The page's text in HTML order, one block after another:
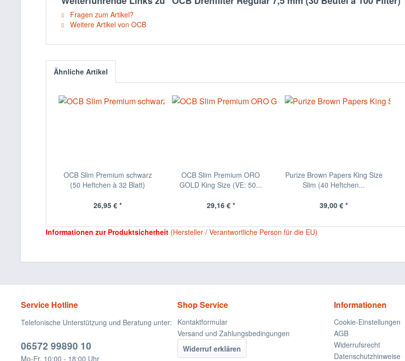
Fragen zum Artikel?
Weitere Artikel von OCB
Ähnliche Artikel
OCB Slim Premium schwarz
(50 Heftchen à 32 Blatt)
26,95 € *
OCB Slim Premium ORO
GOLD King Size (VE: 50...
29,16 € *
Purize Brown Papers King Size
Slim (40 Heftchen...
39,00 € *
Informationen zur Produktsicherheit (Hersteller / Verantwortliche Person für die EU)
Service Hotline
Telefonische Unterstützung und Beratung unter:
06572 99890 10
Mo-Fr, 10:00 - 18:00 Uhr
Shop Service
Kontaktformular
Versand und Zahlungsbedingungen
Widerruf erklären
Informationen
Cookie-Einstellungen
AGB
Widerrufsrecht
Datenschutzhinweise